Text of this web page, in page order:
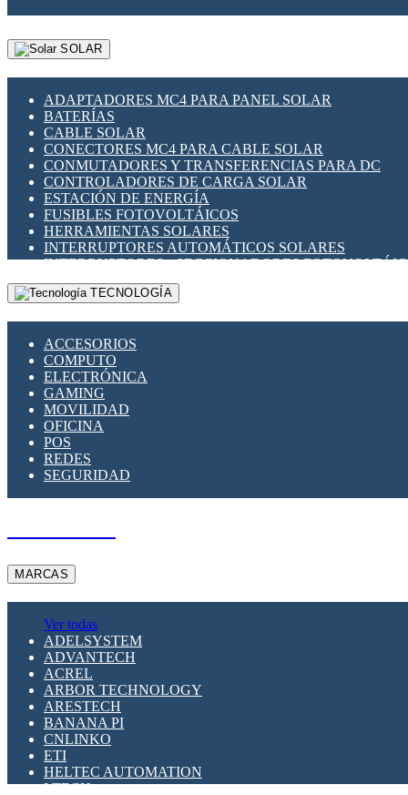
SOLAR
ADAPTADORES MC4 PARA PANEL SOLAR
BATERÍAS
CABLE SOLAR
CONECTORES MC4 PARA CABLE SOLAR
CONMUTADORES Y TRANSFERENCIAS PARA DC
CONTROLADORES DE CARGA SOLAR
ESTACIÓN DE ENERGÍA
FUSIBLES FOTOVOLTÁICOS
HERRAMIENTAS SOLARES
INTERRUPTORES AUTOMÁTICOS SOLARES
INTERRUPTORES - SECCIONADORES
MONTAJE PANEL SOLAR
PORTA FUSIBLES Y SECCIONADORES
TECNOLOGÍA
ACCESORIOS
COMPUTO
ELECTRÓNICA
GAMING
MOVILIDAD
OFICINA
POS
REDES
SEGURIDAD
MARCAS
Ver todas
ADELSYSTEM
ADVANTECH
ACREL
ARBOR TECHNOLOGY
ARESTECH
BANANA PI
CNLINKO
ETI
HELTEC AUTOMATION
LTECH